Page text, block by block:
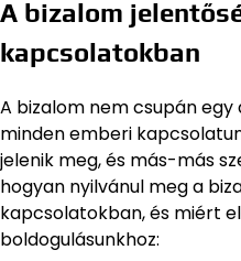
A bizalom
kapcsolatokban
A bizalom nem csupán
minden emberi
jelenik meg, és más-más
hogyan nyilvánul meg a
kapcsolatokban, és miért
boldogulásunkhoz: